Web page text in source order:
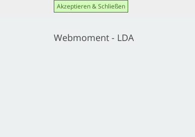
Akzeptieren & Schließen
Webmoment - LDA